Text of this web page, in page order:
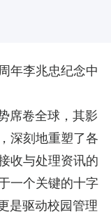
年李兆忠纪念中
席卷全球，其影
深刻地重塑了各
收与处理资讯的
一个关键的十字
是驱动校园管理